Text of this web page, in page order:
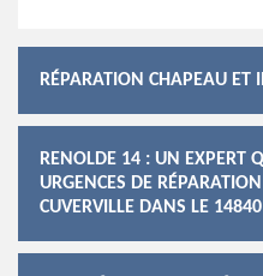
RÉPARATION CHAPEAU ET
RENOLDE 14 : UN EXPERT
URGENCES DE
CUVERVILLE DANS LE